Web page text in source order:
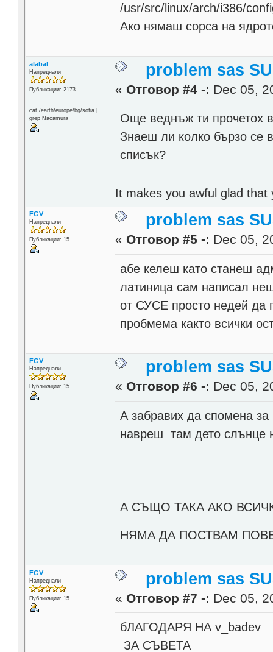
/usr/src/linux/arch/i386/
Ако нямаш сорса на
alabal
Напреднали
Публикации: 2173
cat /earth/europe/bg/sofia |
grep Nacamura
problem sas
« Отговор #4 -: Dec 05,
Още веднъж ти прочетох
Знаеш ли колко бързо се
списък?
It makes you awful glad
FGV
Напреднали
Публикации: 15
problem sas
« Отговор #5 -: Dec 05,
абе келеш като станеш
латиница сам написал
от СУСЕ просто недей да
пробмема както всички
FGV
Напреднали
Публикации: 15
problem sas
« Отговор #6 -: Dec 05,
А забравих да спомена
навреш там дето слънце
А СЪЩО ТАКА АКО
НЯМА ДА ПОСТВАМ
FGV
Напреднали
Публикации: 15
problem sas
« Отговор #7 -: Dec 05,
бЛАГОДАРЯ НА v_badev
ЗА СЪВЕТА